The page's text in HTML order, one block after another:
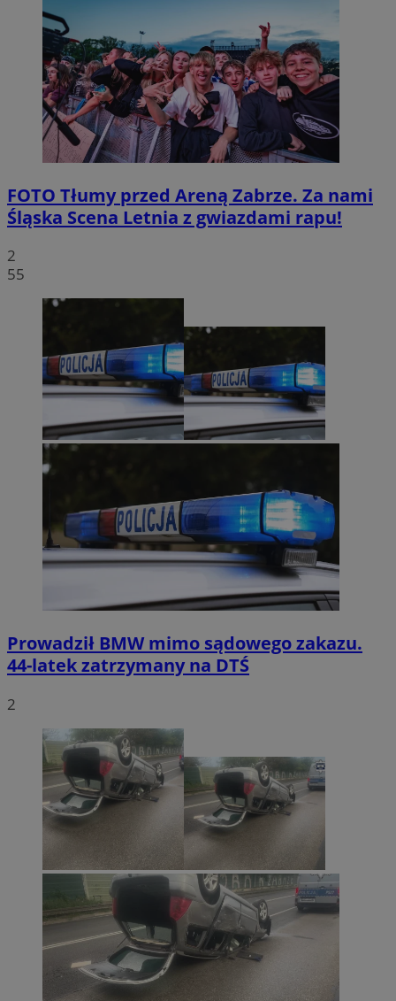
FOTO Tłumy przed Areną Zabrze. Za nami
Śląska Scena Letnia z gwiazdami rapu!
2
55
Prowadził BMW mimo sądowego zakazu.
44-latek zatrzymany na DTŚ
2